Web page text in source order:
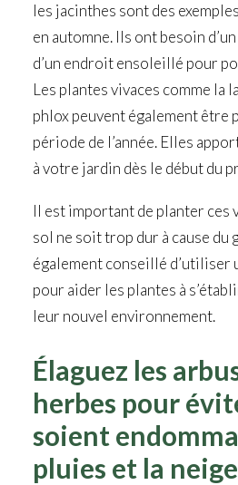
les jacinthes sont des
en automne. Ils ont besoin
d’un endroit ensoleillé pour
Les plantes vivaces comme la
phlox peuvent également être
période de l’année. Elles
à votre jardin dès le début du
Il est important de planter ces
sol ne soit trop dur à cause du
également conseillé d’utiliser
pour aider les plantes à
leur nouvel environnement.
Élaguez les
herbes pour
soient
pluies et la